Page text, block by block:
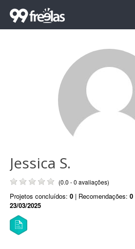
Jessica S.
(0.0 - 0 avaliações)
Projetos concluídos: 0 | Recomendações: 0
23/03/2025